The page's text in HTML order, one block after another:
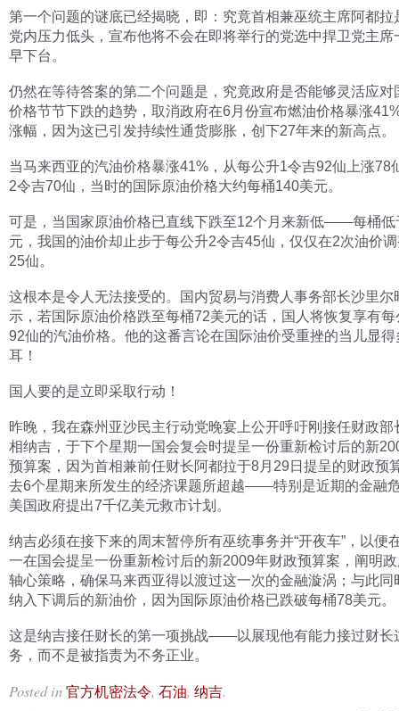
第一个问题的谜底已经揭晓，即：究竟首相兼巫统主席阿都拉
党内压力低头，宣布他将不会在即将举行的党选中捍卫党主席
早下台。
仍然在等待答案的第二个问题是，究竟政府是否能够灵活应对
价格节节下跌的趋势，取消政府在6月份宣布燃油价格暴涨
涨幅，因为这已引发持续性通货膨胀，创下27年来的新高点。
当马来西亚的汽油价格暴涨41%，从每公升1令吉92仙上涨78
2令吉70仙，当时的国际原油价格大约每桶140美元。
可是，当国家原油价格已直线下跌至12个月来新低——每桶低
元，我国的油价却止步于每公升2令吉45仙，仅仅在2次油价
25仙。
这根本是令人无法接受的。国内贸易与消费人事务部长沙里尔
示，若国际原油价格跌至每桶72美元的话，国人将恢复享有
92仙的汽油价格。他的这番言论在国际油价受重挫的当儿显得
耳！
国人要的是立即采取行动！
昨晚，我在森州亚沙民主行动党晚宴上公开呼吁刚接任财政部
相纳吉，于下个星期一国会复会时提呈一份重新检讨后的新
预算案，因为首相兼前任财长阿都拉于8月29日提呈的财政预
去6个星期来所发生的经济课题所超越——特别是近期的金融
美国政府提出7千亿美元救市计划。
纳吉必须在接下来的周末暂停所有巫统事务并“开夜车”，以便
一在国会提呈一份重新检讨后的新2009年财政预算案，阐明
轴心策略，确保马来西亚得以渡过这一次的金融漩涡；与此同
纳入下调后的新油价，因为国际原油价格已跌破每桶78美元。
这是纳吉接任财长的第一项挑战——以展现他有能力接过财长
务，而不是被指责为不务正业。
Posted in 官方机密法令, 石油, 纳吉.